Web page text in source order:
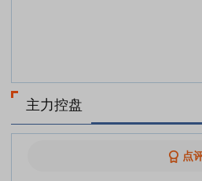
主力控盘
点